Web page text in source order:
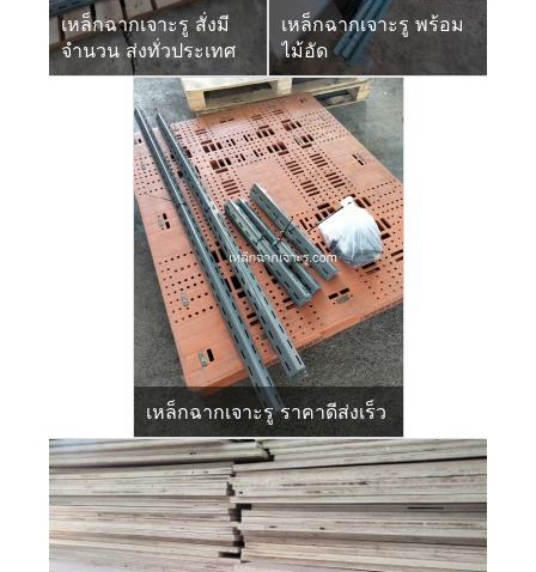
เหล็กฉากเจาะรู สั่งมี
จำนวน ส่งทั่วประเทศ
เหล็กฉากเจาะรู พร้อม
ไม้อัด
เหล็กฉากเจาะรู ราคาดีส่งเร็ว